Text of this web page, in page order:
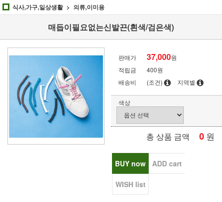
식사,가구,일상생활 의류,이미용
매듭이필요없는신발끈(흰색/검은색)
판매가 37,000원
적립금
400원
배송비
(조건) 지역별
색상
총 상품 금액 0 원
BUY now ADD cart
WISH list